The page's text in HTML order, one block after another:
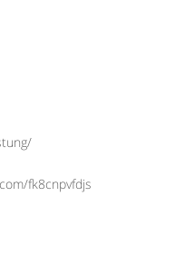
fk8cnpvfdjs